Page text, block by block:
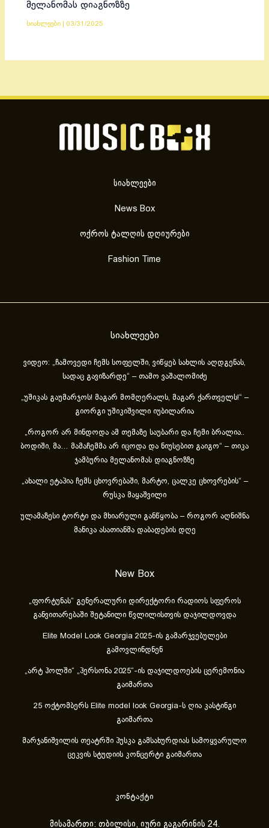
მელანომას დიაგნოზზე
სიახლეები 03/31/2025
სიახლეები
News Box
ოქროს ტალღის დღიურები
Fashion Time
სიახლეები
ვიდეო: „ჩამოვედი ჩემს სოფელში, ვიწყებ სახლის აღდგენას,
სადაც გავიზარდე“ – თამო ვაშალომიძე
„უშიკას გაუმარჯოს! მაგარ მომღერალს, მაგარ ქართველს!“ –
გიორგი უშიკიშვილი იუბილარია
„როგორ არ მინდოდა ამ თემაზე საუბარი და ჩემი ბრალია..
ბოდიში, მა… მამაჩემმა არ იცოდა და ნიუსებით გაიგო“ – თიკა
ჯამბურია მელანომას დიაგნოზზე
„ახა­ლი ეტა­პია ჩემს ცხოვ­რე­ბა­ში, მარ­ტო, ცალ­კე ცხოვ­რე­ბის“ –
რუსკა მაყაშვილი
ულამაზესი ტორტი და მხიარული განწყობა – როგორ აღნიშნა
მანიკა ასათიანმა დაბადების დღე
New Box
„ფორტუნას“ გენერალური დირექტორი რადიოს სფეროს
განვითარებაში შეტანილი წვლილისთვის დაჯილდოვდა
Elite Model Look Georgia 2025-ის გამარჯვებულები
გამოვლინდნენ
„არტ ჰოლში“ „პერსონა 2025“-ის დაჯილდოების ცერემონია
გაიმართა
25 ოქტომბერს Elite model look Georgia-ს ღია კასტინგი
გაიმართა
მარჯანიშვილის თეატრში პუსკა გამსახურდიას სამოყვარულო
ცეკვის სტუდიის კონცერტი გაიმართა
კონტაქტი
მისამართი: თბილისი, იური გაგარინის 24.